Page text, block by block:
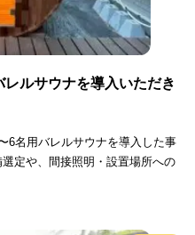
ルサウナを導入いただき
6名用バレルサウナを導入した事
定や、間接照明・設置場所への